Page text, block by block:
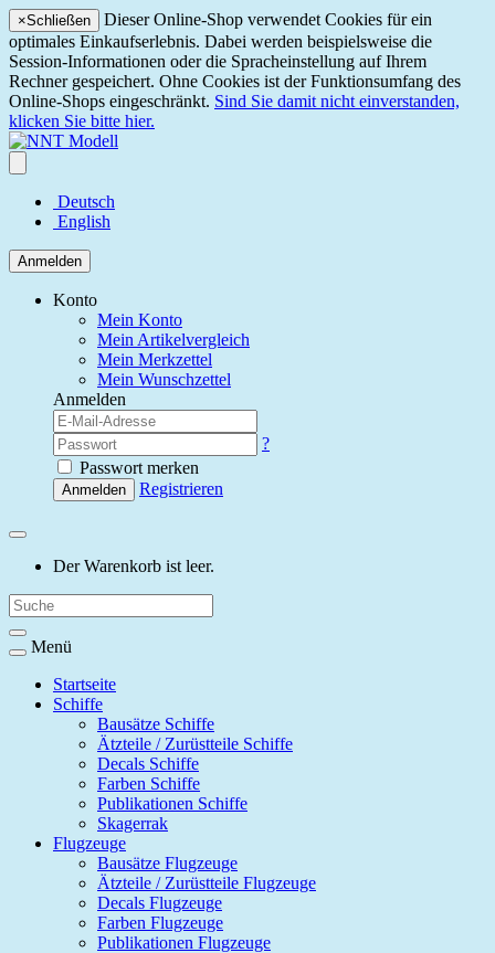
×Schließen
Dieser Online-Shop verwendet Cookies für ein
optimales Einkaufserlebnis. Dabei werden beispielsweise die
Session-Informationen oder die Spracheinstellung auf Ihrem
Rechner gespeichert. Ohne Cookies ist der Funktionsumfang des
Online-Shops eingeschränkt. Sind Sie damit nicht einverstanden,
klicken Sie bitte hier.
Deutsch
English
Anmelden
Konto
Mein Konto
Mein Artikelvergleich
Mein Merkzettel
Mein Wunschzettel
Anmelden
?
Passwort merken
Anmelden Registrieren
Der Warenkorb ist leer.
Menü
Startseite
Schiffe
Bausätze Schiffe
Ätzteile / Zurüstteile Schiffe
Decals Schiffe
Farben Schiffe
Publikationen Schiffe
Skagerrak
Flugzeuge
Bausätze Flugzeuge
Ätzteile / Zurüstteile Flugzeuge
Decals Flugzeuge
Farben Flugzeuge
Publikationen Flugzeuge